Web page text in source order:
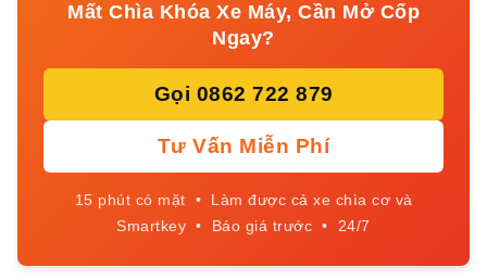
Mất Chìa Khóa Xe Máy, Cần Mở Cốp
Ngay?
Gọi 0862 722 879
Tư Vấn Miễn Phí
15 phút có mặt • Làm được cả xe chìa cơ và
Smartkey • Báo giá trước • 24/7